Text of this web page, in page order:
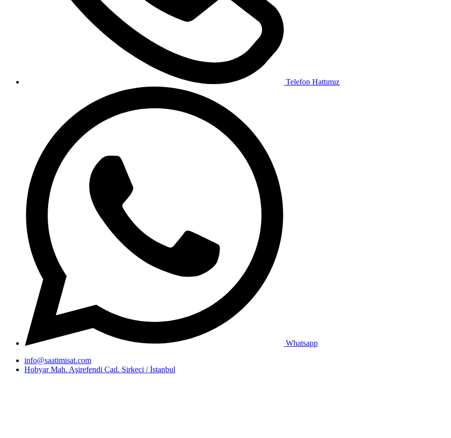
Telefon Hattımız
Whatsapp
info@saatimisat.com
Hobyar Mah. Aşirefendi Cad. Sirkeci / İstanbul